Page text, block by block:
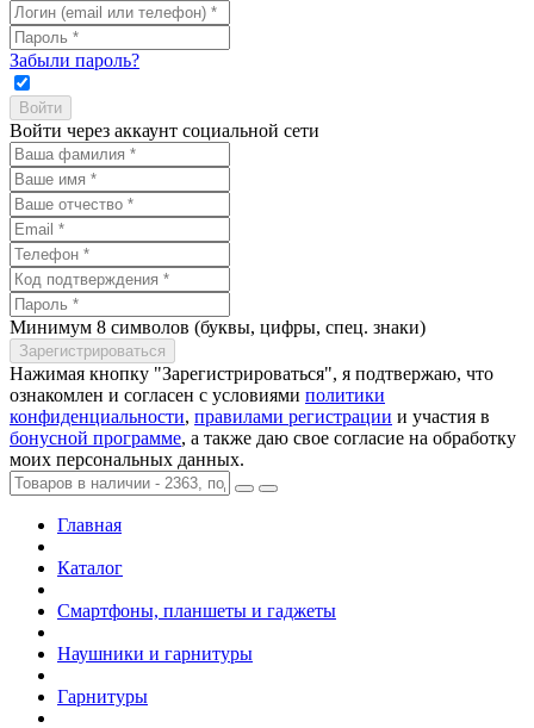
Забыли пароль?
Войти через аккаунт социальной сети
Минимум 8 символов (буквы, цифры, спец. знаки)
Нажимая кнопку "Зарегистрироваться", я подтвержаю, что
ознакомлен и согласен с условиями политики
конфиденциальности, правилами регистрации и участия в
бонусной программе, а также даю свое согласие на обработку
моих персональных данных.
Главная
Каталог
Смартфоны, планшеты и гаджеты
Наушники и гарнитуры
Гарнитуры